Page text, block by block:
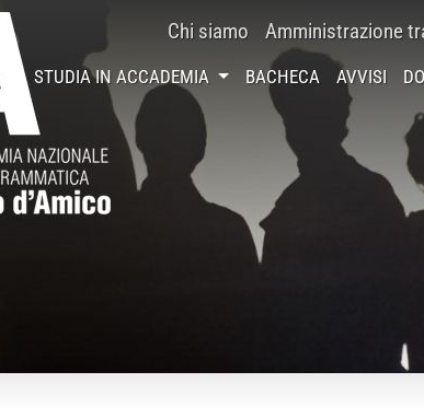
Chi siamo Amministrazione
STUDIA IN ACCADEMIA BACHECA AVVISI